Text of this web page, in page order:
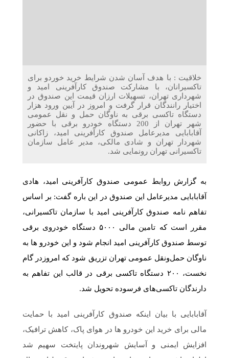
خلاقیت : با هدف آسان شدن شرایط خرید خوردو برای
تاکسیرانان، با مشارکت صندوق کارآفرینی امید و
شهرداری تهران، تسهیلات ارزان قیمت این صندوق در
اختیار رانندگان قرار گرفت و امروز در آیین ورود هزار
دستگاه تاکسی برقی به ناوگان حمل و نقل عمومی
شهر تهران از 200 دستگاه خودرو برقی با حضور
آقابابایی مدیرعامل صندوق کارآفرینی امید، زاکانی
شهردار تهران و شادی مالکی، مدیر عامل سازمان
تاکسیرانی تهران رونمایی شد.
به گزارش روابط عمومی صندوق کارآفرینی امید، هادی
آقابابایی مدیرعامل این صندوق در این باره گفت: بر اساس
تفاهم نامه صندوق کارآفرینی امید با سازمان تاکسیرانی،
مقرر است که تامین مالی ۵۰۰۰ دستگاه خودروی برقی
توسط صندوق کارآفرینی امید انجام شود و این خودرو ها به
ناوگان حمل‌ونقل عمومی تهران تزریق شود که امروزدر گام
نخست، ۲۰۰ دستگاه تاکسی برقی در قالب این تفاهم به
دارندگان تاکسی‌های فرسوده تحویل شد.
آقابابایی با بیان اینکه صندوق کارآفرینی امید با حمایت
مالی برای خرید این خودرو ها در هوای پاک، کاهش ترافیک،
افزایش ایمنی و آسایش شهروندان پایتخت سهیم شد